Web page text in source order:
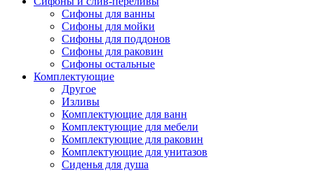
Сифоны для ванны
Сифоны для мойки
Сифоны для поддонов
Сифоны для раковин
Сифоны остальные
Комплектующие
Другое
Изливы
Комплектующие для ванн
Комплектующие для мебели
Комплектующие для раковин
Комплектующие для унитазов
Сиденья для душа